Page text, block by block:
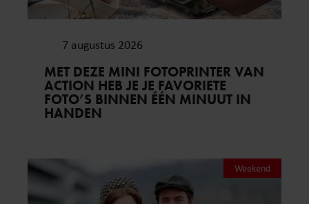
7 augustus 2026
MET DEZE MINI FOTOPRINTER VAN
ACTION HEB JE JE FAVORIETE
FOTO’S BINNEN ÉÉN MINUUT IN
HANDEN
Weekend